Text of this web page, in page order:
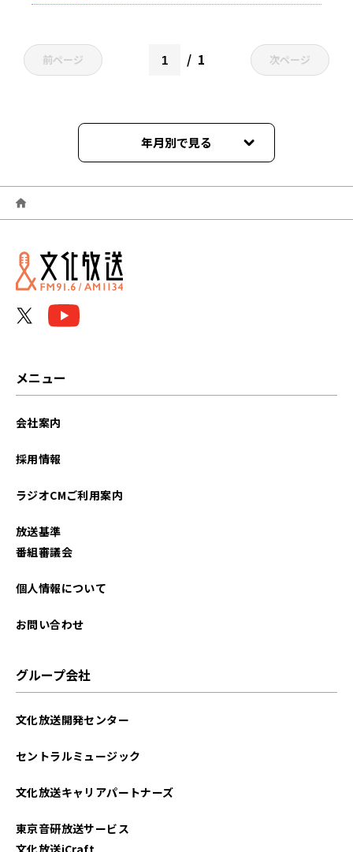
前ページ 1 次ページ
年月別で見る
2026年06月
2026年05月
2026年04月
2025年07月
2025年04月
メニュー
会社案内
採用情報
ラジオCMご利用案内
放送基準
番組審議会
個人情報について
お問い合わせ
グループ会社
文化放送開発センター
セントラルミュージック
文化放送キャリアパートナーズ
東京音研放送サービス
文化放送iCraft